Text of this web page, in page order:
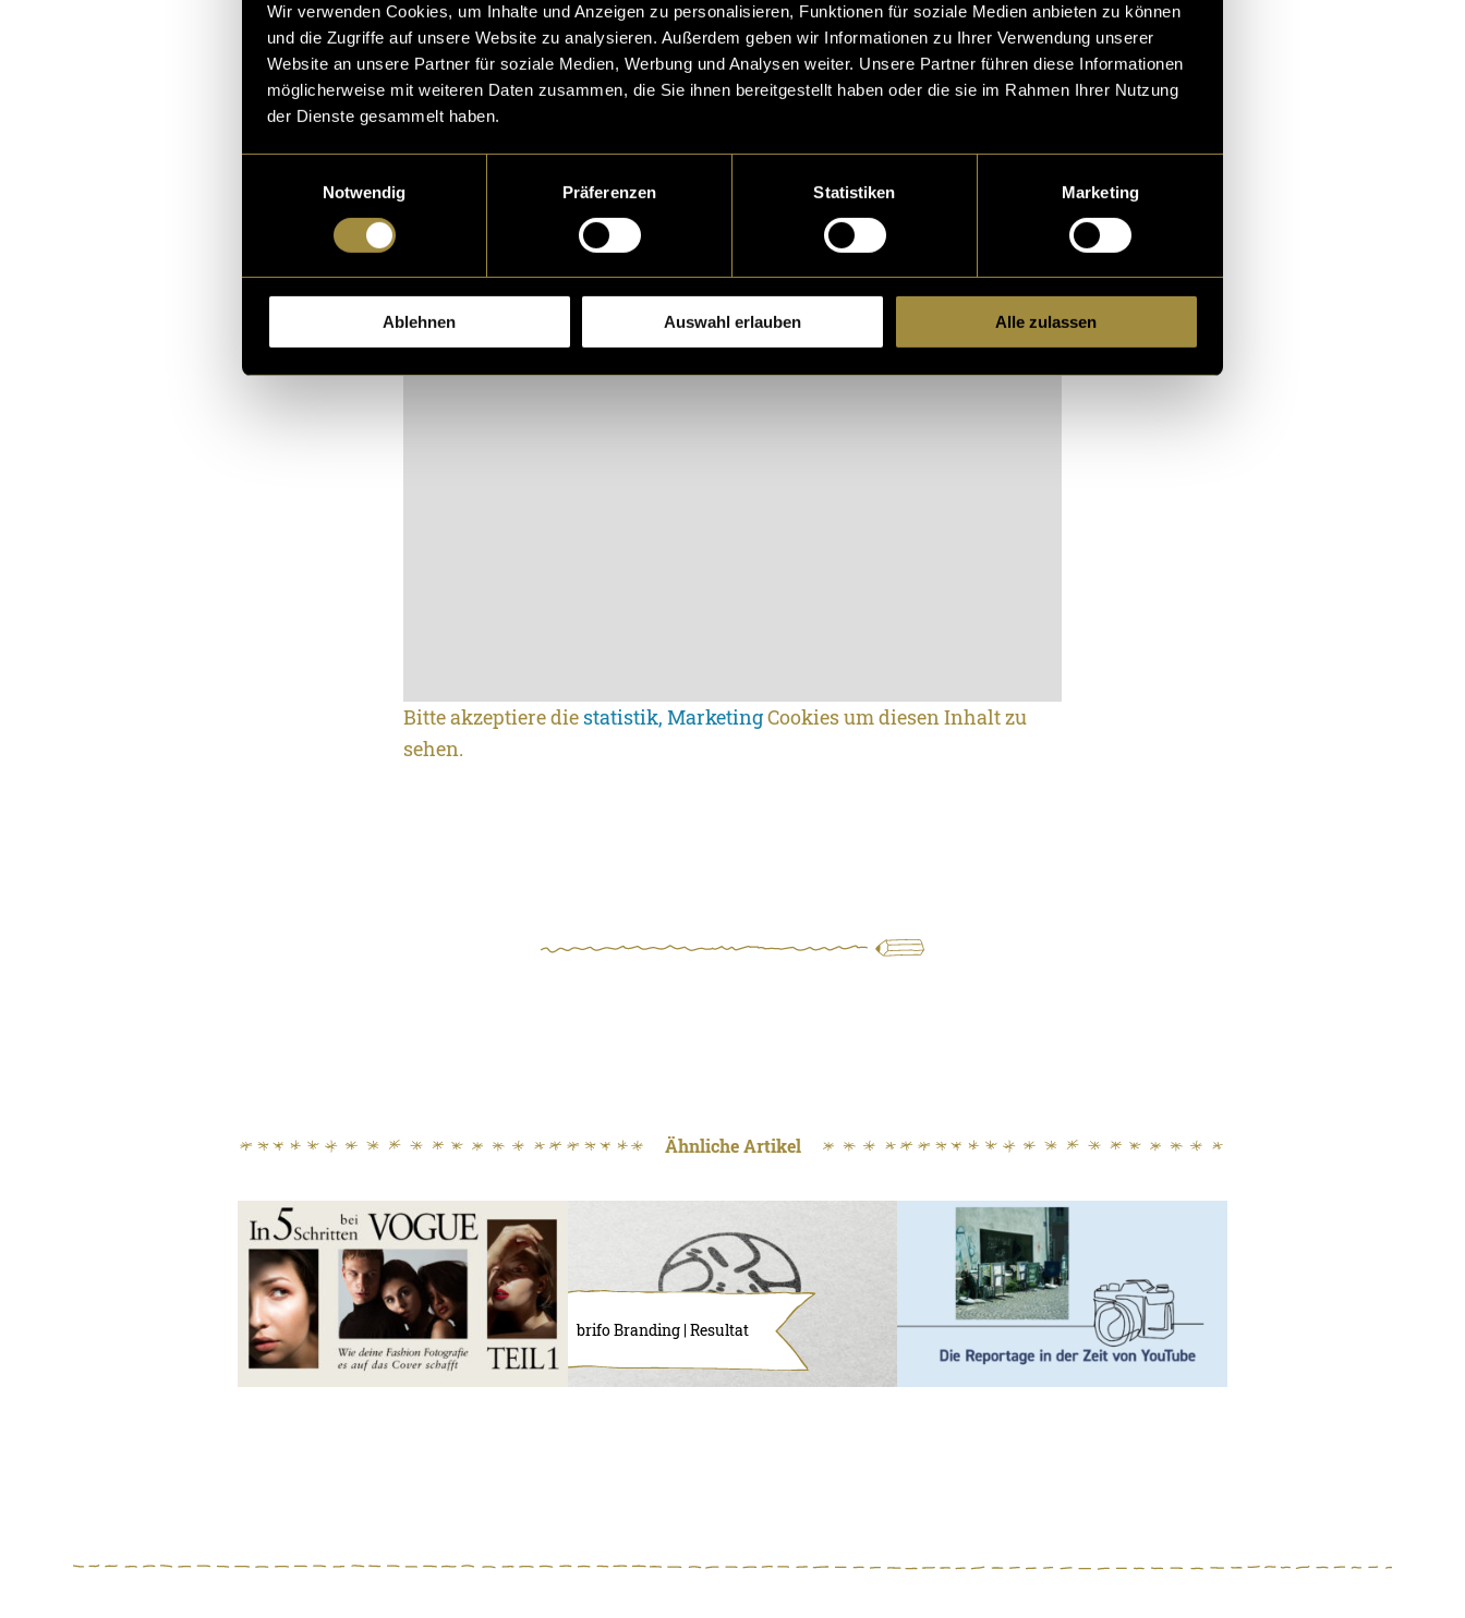
Wir verwenden Cookies, um Inhalte und Anzeigen zu personalisieren, Funktionen für soziale Medien anbieten zu können
und die Zugriffe auf unsere Website zu analysieren. Außerdem geben wir Informationen zu Ihrer Verwendung unserer
Website an unsere Partner für soziale Medien, Werbung und Analysen weiter. Unsere Partner führen diese Informationen
möglicherweise mit weiteren Daten zusammen, die Sie ihnen bereitgestellt haben oder die sie im Rahmen Ihrer Nutzung
der Dienste gesammelt haben.
Notwendig
Präferenzen Statistiken Marketing
Ablehnen Auswahl erlauben Alle zulassen
Unterhaltungszweck haben. Im Laufe der Arbeit wurden auf UGMagazin fünf
grössere Stories und insgesamt 16 Posts veröffentlicht. Die in der Thesis
gewonnenen Erkenntnisse konnten im Lehrprojekt optimal platziert und
gebraucht werden.
eineinhalb Minuten angeschaut werden. Das Lehrprojekt findet sich zudem unter
folgendem Link:
UG MAGAZIN auf Instagram.
Bitte akzeptiere die statistik, MarketingCookies um diesen Inhalt zu
sehen.
Ähnliche Artikel
brifo Branding | Resultat